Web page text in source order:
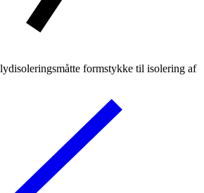
formstykke til isolering af